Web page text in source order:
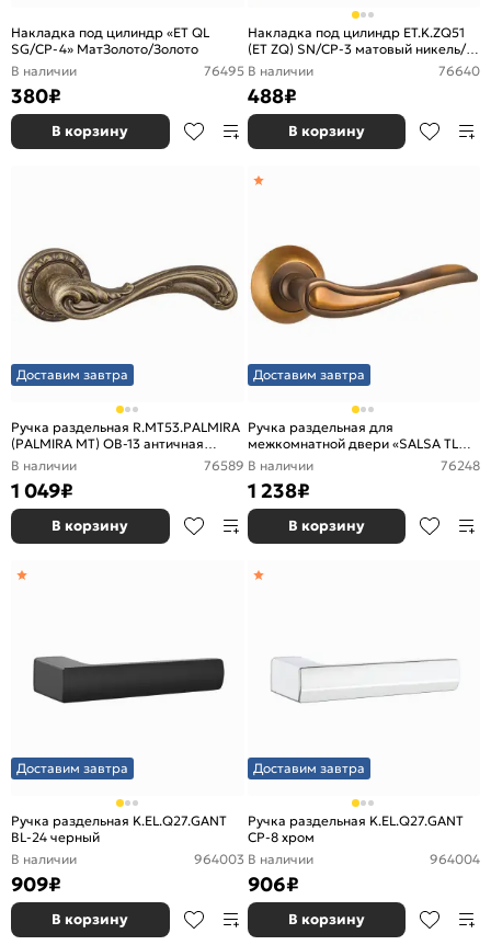
Накладка под цилиндр «ET QL
SG/CP-4» МатЗолото/Золото
В наличии
76495
380₽
В корзину
Накладка под цилиндр ET.K.ZQ51
(ET ZQ) SN/CP-3 матовый никель/
хром
В наличии 76640
488₽
В корзину
Доставим завтра
Ручка раздельная R.MT53.PALMIRA
(PALMIRA MT) OB-13 античная
бронза
В наличии 76589
1 049₽
В корзину
Доставим завтра
Ручка раздельная для
межкомнатной двери «SALSA TL
CF-17» Кофе
В наличии 76248
1 238₽
В корзину
Доставим завтра
Ручка раздельная K.EL.Q27.GANT
BL-24 черный
В наличии
964003
909₽
В корзину
Доставим завтра
Ручка раздельная K.EL.Q27.GANT
CP-8 хром
В наличии
964004
906₽
В корзину